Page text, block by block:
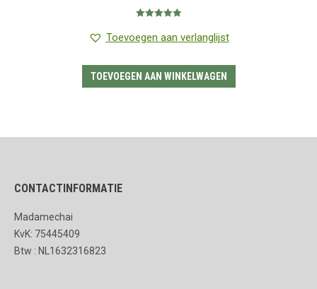
5.00 uit 5
Toevoegen aan verlanglijst
TOEVOEGEN AAN WINKELWAGEN
CONTACTINFORMATIE
Madamechai
KvK: 75445409
Btw : NL1632316823